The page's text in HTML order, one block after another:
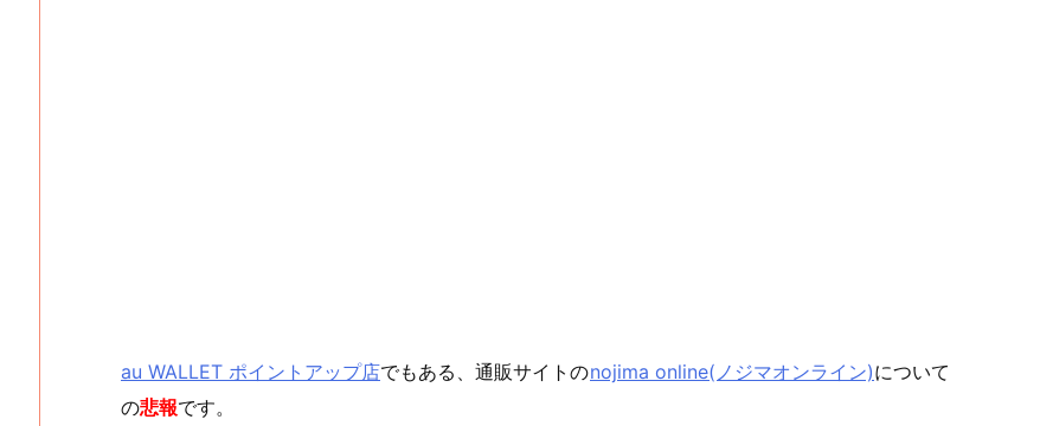
au WALLET ポイントアップ店でもある、通販サイトのnojima online(ノジマオンライン)について
の悲報です。